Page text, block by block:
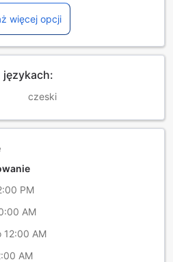
więcej opcji
językach:
czeski
PM
AM
12:00 AM
AM